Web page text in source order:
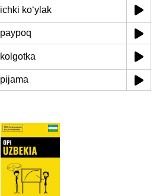
ichki koʻylak
paypoq
kolgotka
pijama